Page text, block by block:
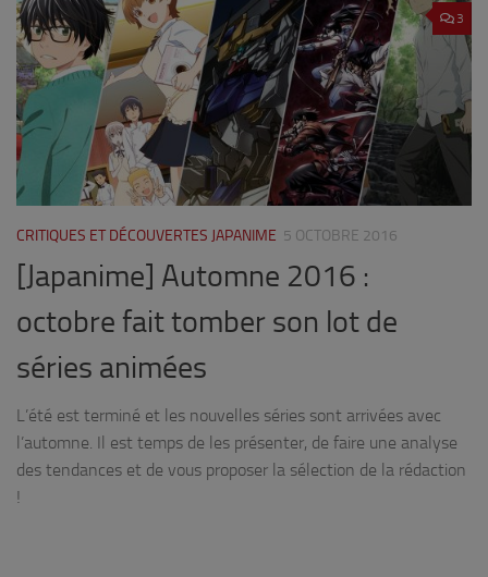
3
CRITIQUES ET DÉCOUVERTES JAPANIME 5 OCTOBRE 2016
[Japanime] Automne 2016 :
octobre fait tomber son lot de
séries animées
L’été est terminé et les nouvelles séries sont arrivées avec
l’automne. Il est temps de les présenter, de faire une analyse
des tendances et de vous proposer la sélection de la rédaction
!